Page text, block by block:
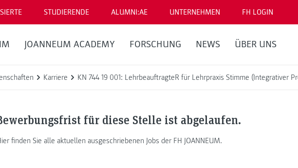
STUDIERENDE ALUMNI:AE UNTERNEHMEN FH LOGIN
JOANNEUM ACADEMY FORSCHUNG NEWS ÜBER UNS
Karriere KN 744 19 001: LehrbeauftragteR für Lehrpraxis Stimme (Integrativer
für diese Stelle ist abgelaufen.
finden Sie alle aktuellen ausgeschriebenen Jobs der FH JOANNEUM.